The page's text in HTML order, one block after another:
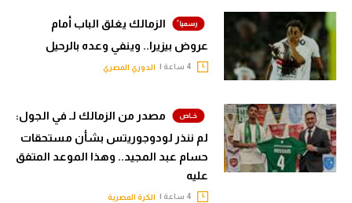
الزمالك يغلق الباب أمام
عروض بيزيرا.. وينفي وعده بالرحيل
الدوري المصري
مصدر من الزمالك لـ في الجول:
لم ننذر لودوجوريتس بشأن مستحقات
حسام عبد المجيد.. وهذا الموعد المتفق
عليه
الكرة المصرية